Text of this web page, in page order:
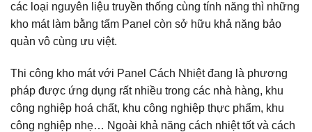
các loại nguyên liệu truyền thống cùng tính năng thì những
kho mát làm bằng tấm Panel còn sở hữu khả năng bảo
quản vô cùng ưu việt.
Thi công kho mát với Panel Cách Nhiệt đang là phương
pháp được ứng dụng rất nhiều trong các nhà hàng, khu
công nghiệp hoá chất, khu công nghiệp thực phẩm, khu
công nghiệp nhẹ… Ngoài khả năng cách nhiệt tốt và cách